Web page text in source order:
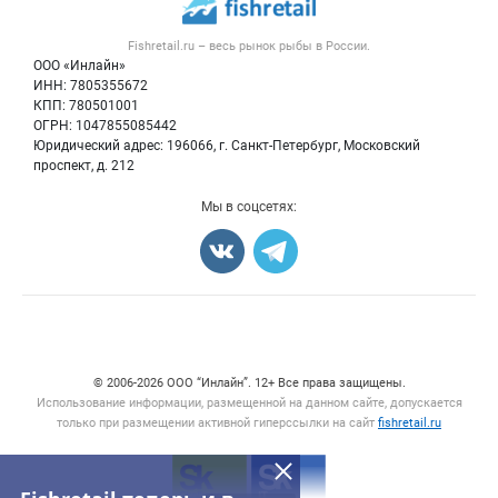
Fishretail.ru – весь рынок рыбы в России.
ООО «Инлайн»
ИНН: 7805355672
КПП: 780501001
ОГРН: 1047855085442
Юридический адрес: 196066, г. Санкт-Петербург, Московский
проспект, д. 212
Контактная информация
Политика обработки персональных данных
Новости рынка
Блог
Рыба
Икра
Мы в соцсетях:
© 2006‑2026 ООО “Инлайн”. 12+ Все права защищены.
Использование информации, размещенной на данном сайте, допускается
только при размещении активной гиперссылки на сайт fishretail.ru